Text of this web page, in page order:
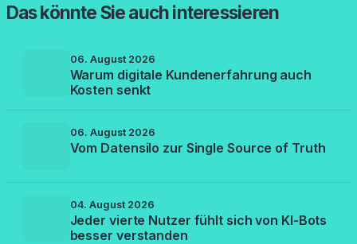
Das könnte Sie auch interessieren
06. August 2026
Warum digitale Kundenerfahrung auch
Kosten senkt
06. August 2026
Vom Datensilo zur Single Source of Truth
04. August 2026
Jeder vierte Nutzer fühlt sich von KI-Bots
besser verstanden